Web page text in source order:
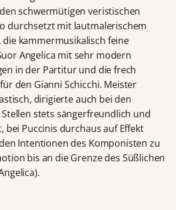
schwermütigen veristischen
durchsetzt mit lautmalerischem
kammermusikalisch feine
Angelica mit sehr modern
in der Partitur und die frech
den Gianni Schicchi. Meister
dirigierte auch bei den
stets sängerfreundlich und
bei Puccinis durchaus auf Effekt
Intentionen des Komponisten zu
bis an die Grenze des Süßlichen